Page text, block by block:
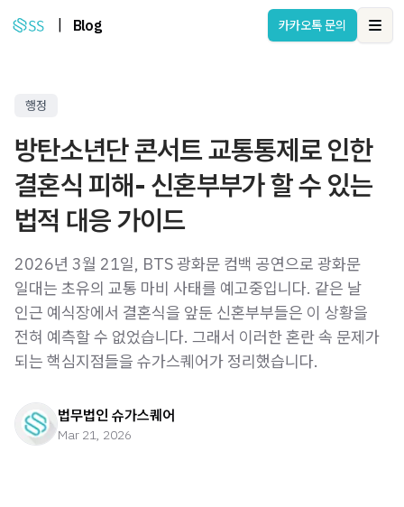
Blog 카카오톡 문의
행정
방탄소년단 콘서트 교통통제로 인한
결혼식 피해- 신혼부부가 할 수 있는
법적 대응 가이드
2026년 3월 21일, BTS 광화문 컴백 공연으로 광화문
일대는 초유의 교통 마비 사태를 예고중입니다. 같은 날
인근 예식장에서 결혼식을 앞둔 신혼부부들은 이 상황을
전혀 예측할 수 없었습니다. 그래서 이러한 혼란 속 문제가
되는 핵심지점들을 슈가스퀘어가 정리했습니다.
법무법인 슈가스퀘어
Mar 21, 2026